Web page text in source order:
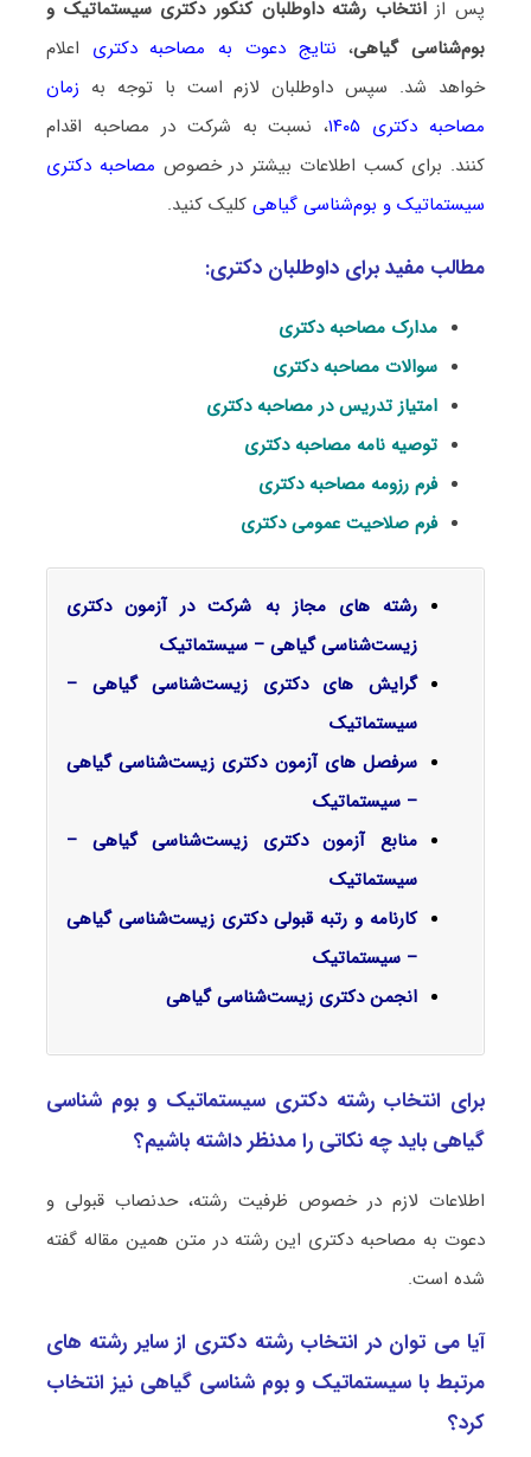
پس ازانتخاب رشته داوطلبان کنکور دکتری سیستماتیک و
بو‌‌م‌شناسی گیاهی، نتایج دعوت به مصاحبه دکتری اعلام
خواهد شد. سپس داوطلبان لازم است با توجه به زمان
مصاحبه دکتری ۱۴۰۵
، نسبت به شرکت در مصاحبه اقدام
کنند. برای کسب اطلاعات بیشتر در خصوص مصاحبه دکتری
سیستماتیک و بو‌‌م‌شناسی گیاهیکلیک کنید.
مطالب مفید برای داوطلبان دکتری:
مدارک مصاحبه دکتری
سوالات مصاحبه دکتری
امتیاز تدریس در مصاحبه دکتری
توصیه نامه مصاحبه دکتری
فرم رزومه مصاحبه دکتری
فرم صلاحیت عمومی دکتری
رشته های مجاز به شرکت در آزمون دکتری
زیست‌شناسی گیاهی – سیستماتیک
گرایش‌ های دکتری زیست‌شناسی گیاهی –
سیستماتیک
سرفصل‌ های آزمون دکتری زیست‌شناسی گیاهی
– سیستماتیک
منابع آزمون دکتری زیست‌شناسی گیاهی –
سیستماتیک
کارنامه و رتبه قبولی دکتری زیست‌شناسی گیاهی
– سیستماتیک
انجمن دکتری زیست‌شناسی گیاهی
برای انتخاب رشته دکتری سیستماتیک و بو‌‌م‌ شناسی
گیاهی باید چه نکاتی را مدنظر داشته باشیم؟
اطلاعات لازم در خصوص ظرفیت رشته، حدنصاب قبولی و
دعوت به مصاحبه دکتری این رشته در متن همین مقاله گفته
شده است.
آیا می توان در انتخاب رشته دکتری از سایر رشته های
مرتبط با سیستماتیک و بو‌‌م‌ شناسی گیاهی نیز انتخاب
کرد؟